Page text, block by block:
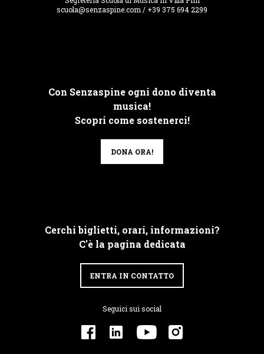
scuola@senzaspine.com / +39 375 694 2299
Con Senzaspine ogni dono diventa
musica!
Scopri come sostenerci!
DONA ORA!
Cerchi biglietti, orari, informazioni?
C'è la pagina dedicata
ENTRA IN CONTATTO
Seguici sui social